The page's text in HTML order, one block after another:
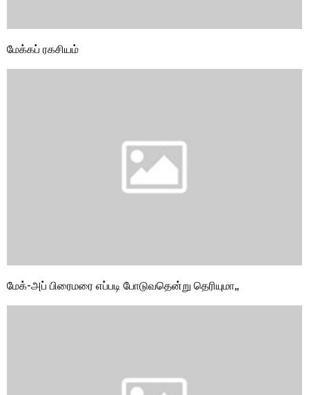
மேக்கப் ரகசியம்
மேக்-அப் பிரைமரை எப்படி போடுவதென்று தெரியுமா,,